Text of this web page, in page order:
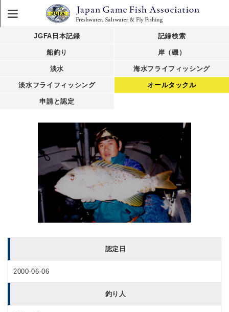
JGFA日本記録 記録検索
船釣り 岸（磯）
淡水 海水フライフィッシング
淡水フライフィッシング オールタックル
申請と認定
認定日
2000-06-06
釣り人